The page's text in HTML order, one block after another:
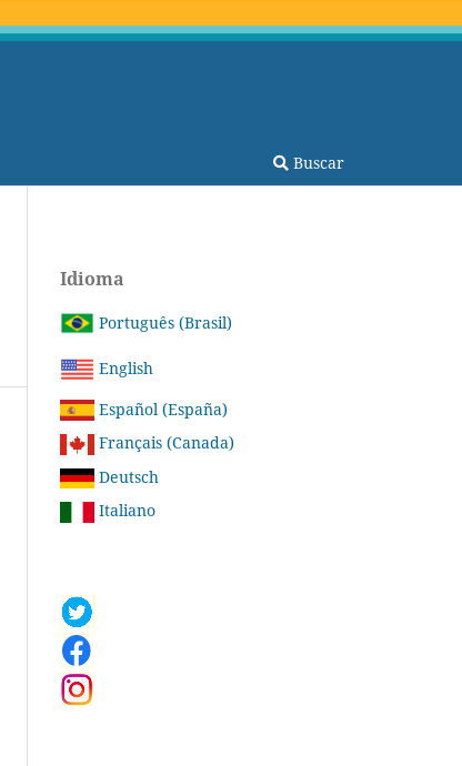
Buscar
Idioma
Português (Brasil)
English
Español (España)
Français (Canada)
Deutsch
Italiano